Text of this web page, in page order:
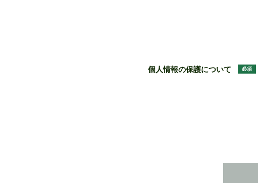
個人情報の保護について 必須